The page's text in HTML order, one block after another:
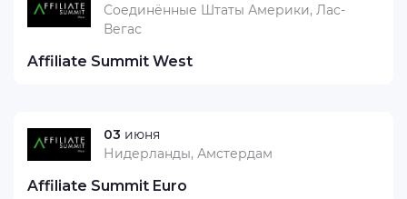
Affiliate Summit West
Соединённые Штаты Америки, Лас-
Вегас
03 июня
Affiliate Summit Euro
Нидерланды, Амстердам